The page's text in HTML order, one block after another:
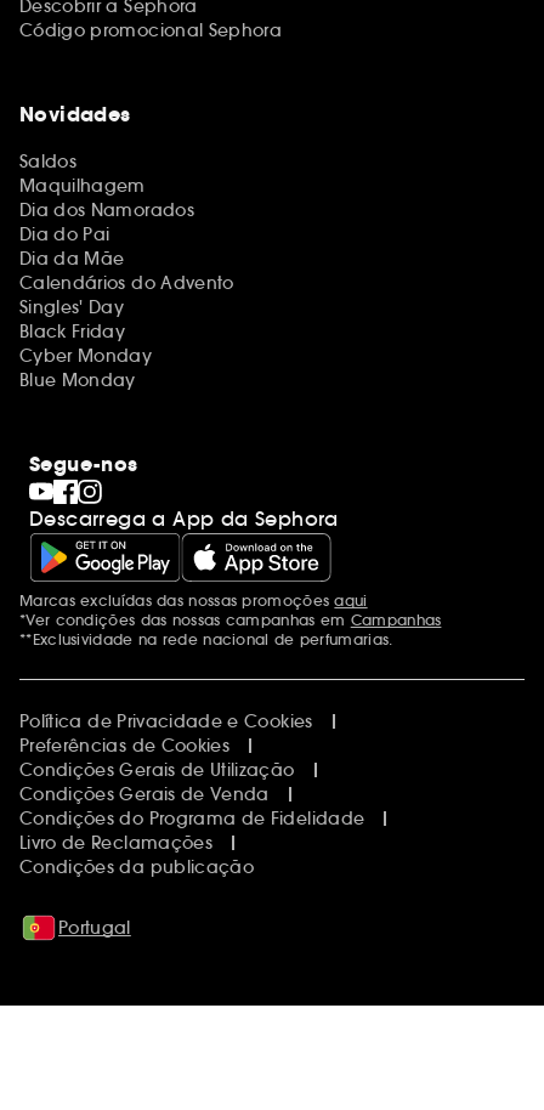
Descobrir a Sephora
Código promocional Sephora
Novidades
Saldos
Maquilhagem
Dia dos Namorados
Dia do Pai
Dia da Mãe
Calendários do Advento
Singles' Day
Black Friday
Cyber Monday
Blue Monday
Segue-nos
Descarrega a App da Sephora
Menções adicionais
Marcas excluídas das nossas promoçõesaqui
*Ver condições das nossas campanhas em Campanhas
**Exclusividade na rede nacional de perfumarias.
Política de Privacidade e Cookies
Preferências de Cookies
Condições Gerais de Utilização
Condições Gerais de Venda
Condições do Programa de Fidelidade
Livro de Reclamações
Condições da publicação
Portugal